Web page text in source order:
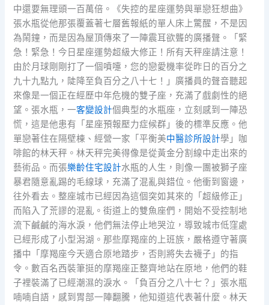
中還要無理頭一百萬倍。《失控的星座運勢與單戀狂想曲》
張水瓶從他那張覆蓋著七層舊報紙的單人床上驚醒，不是因
為鬧鐘，而是因為屋頂傳來了一陣震耳欲聾的廣播聲。「緊
急！緊急！今日星座運勢超級大修正！所有天秤座請注意！
由於月球剛剛打了一個噴嚏，您的戀愛機率從昨日的百分之
九十九點九，陡降至負百分之八十七！」廣播員的聲音聽起
來像是一個正在經歷中年危機的雙子座，充滿了戲劇性的絕
望。張水瓶，一客變設計個典型的水瓶座，立刻感到一陣恐
慌，這是他患有「星座預報壓力症候群」後的標準反應。他
單戀著住在隔壁棟、經營一家「平衡美中醫診所設計學」咖
啡館的林天秤。林天秤完美得像是從黃金分割線中走出來的
藝術品。而張樂齡住宅設計水瓶的人生，則像一團被獅子座
暴君隨意亂踢的毛線球，充滿了混亂與錯位。他衝到窗邊，
往外看去。整座城市已經因為這個突如其來的「超級修正」
而陷入了荒謬的混亂。街道上的雙魚座們，開始不受控制地
流下鹹鹹的海水淚，他們無法停止地哭泣，導致城市低窪處
已經形成了小型潟湖。那些摩羯座的上班族，嚴格遵守著廣
播中「摩羯座今天適合原地踏步，否則將失去襪子」的指
令。數百名西裝筆挺的摩羯座正整齊地站在原地，他們的鞋
子裡裝滿了已經潮濕的淚水。「負百分之八十七？」張水瓶
喃喃自語，感到胃部一陣翻騰，他知道這代表著什麼。林天